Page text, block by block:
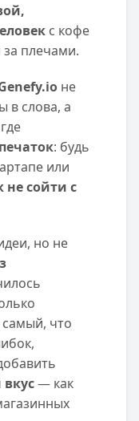
с кофе
плечами.
не
в слова, а
: будь
или
не сойти с
но не
самый, что
— как